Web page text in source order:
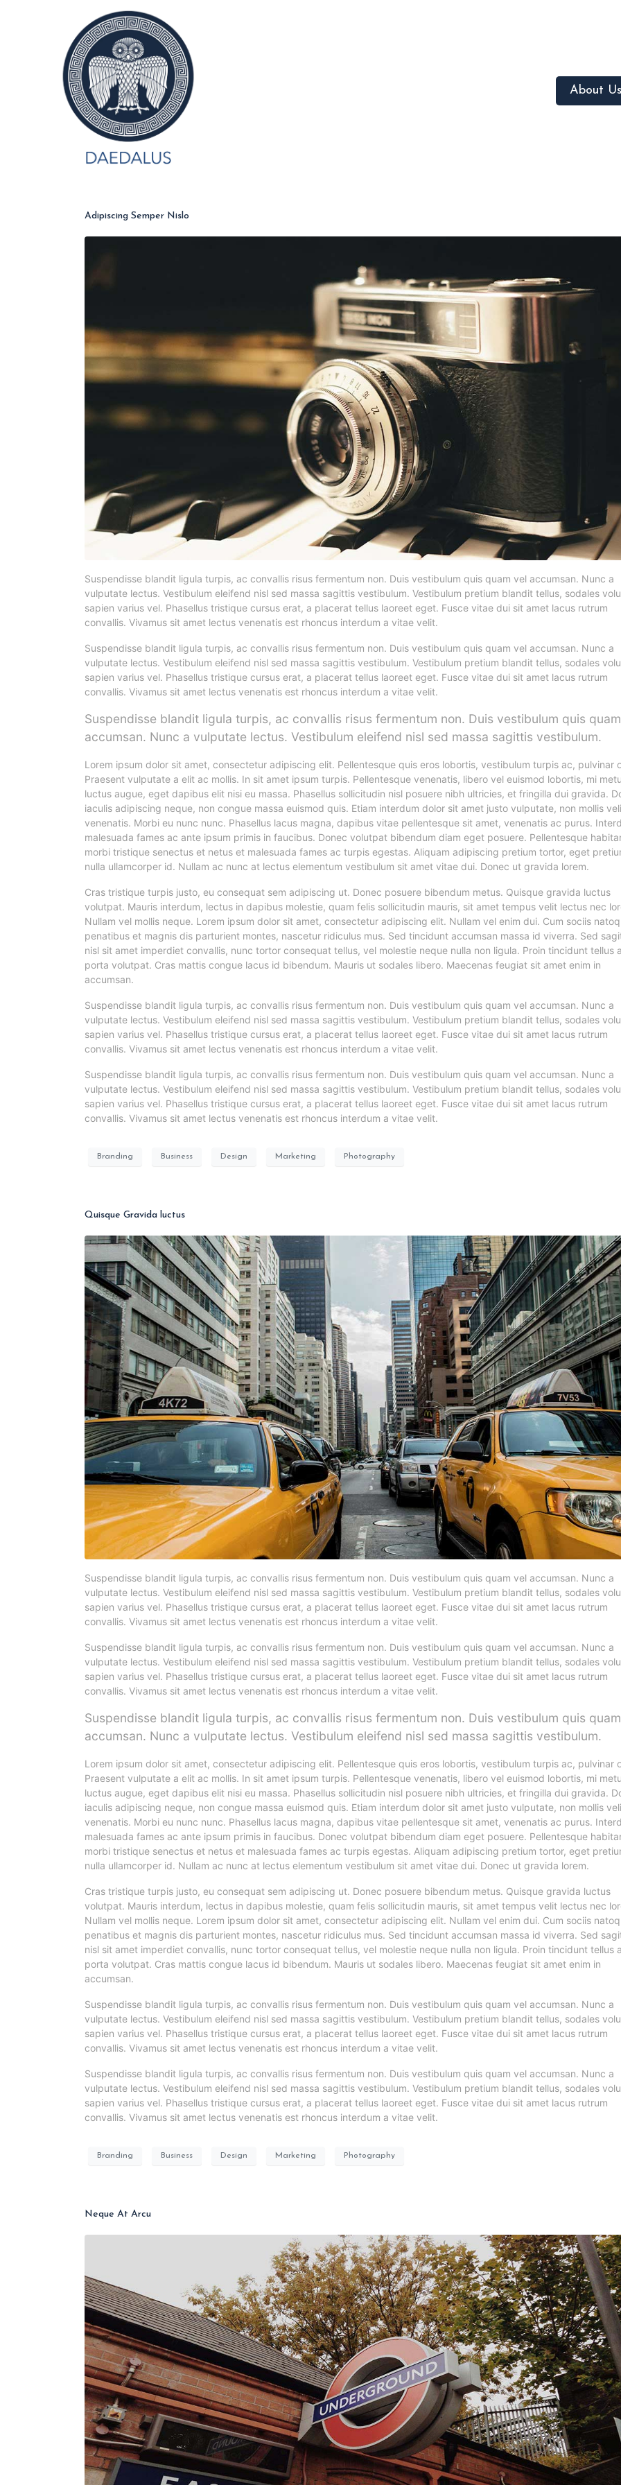
About Us
Adipiscing Semper Nislo
Suspendisse blandit ligula turpis, ac convallis risus fermentum non. Duis vestibulum quis quam vel accumsan. Nunc a
vulputate lectus. Vestibulum eleifend nisl sed massa sagittis vestibulum. Vestibulum pretium blandit tellus, sodales
sapien varius vel. Phasellus tristique cursus erat, a placerat tellus laoreet eget. Fusce vitae dui sit amet lacus rutrum
convallis. Vivamus sit amet lectus venenatis est rhoncus interdum a vitae velit.
Suspendisse blandit ligula turpis, ac convallis risus fermentum non. Duis vestibulum quis quam vel accumsan. Nunc a
vulputate lectus. Vestibulum eleifend nisl sed massa sagittis vestibulum. Vestibulum pretium blandit tellus, sodales
sapien varius vel. Phasellus tristique cursus erat, a placerat tellus laoreet eget. Fusce vitae dui sit amet lacus rutrum
convallis. Vivamus sit amet lectus venenatis est rhoncus interdum a vitae velit.
Suspendisse blandit ligula turpis, ac convallis risus fermentum non. Duis vestibulum quis
accumsan. Nunc a vulputate lectus. Vestibulum eleifend nisl sed massa sagittis vestibulum.
Lorem ipsum dolor sit amet, consectetur adipiscing elit. Pellentesque quis eros lobortis, vestibulum turpis ac, pulvinar
Praesent vulputate a elit ac mollis. In sit amet ipsum turpis. Pellentesque venenatis, libero vel euismod lobortis, mi
luctus augue, eget dapibus elit nisi eu massa. Phasellus sollicitudin nisl posuere nibh ultricies, et fringilla dui gravida.
iaculis adipiscing neque, non congue massa euismod quis. Etiam interdum dolor sit amet justo vulputate, non mollis
venenatis. Morbi eu nunc nunc. Phasellus lacus magna, dapibus vitae pellentesque sit amet, venenatis ac purus.
malesuada fames ac ante ipsum primis in faucibus. Donec volutpat bibendum diam eget posuere. Pellentesque
morbi tristique senectus et netus et malesuada fames ac turpis egestas. Aliquam adipiscing pretium tortor, eget
nulla ullamcorper id. Nullam ac nunc at lectus elementum vestibulum sit amet vitae dui. Donec ut gravida lorem.
Cras tristique turpis justo, eu consequat sem adipiscing ut. Donec posuere bibendum metus. Quisque gravida luctus
volutpat. Mauris interdum, lectus in dapibus molestie, quam felis sollicitudin mauris, sit amet tempus velit lectus nec
Nullam vel mollis neque. Lorem ipsum dolor sit amet, consectetur adipiscing elit. Nullam vel enim dui. Cum sociis
penatibus et magnis dis parturient montes, nascetur ridiculus mus. Sed tincidunt accumsan massa id viverra. Sed
nisl sit amet imperdiet convallis, nunc tortor consequat tellus, vel molestie neque nulla non ligula. Proin tincidunt tellus
porta volutpat. Cras mattis congue lacus id bibendum. Mauris ut sodales libero. Maecenas feugiat sit amet enim in
accumsan.
Suspendisse blandit ligula turpis, ac convallis risus fermentum non. Duis vestibulum quis quam vel accumsan. Nunc a
vulputate lectus. Vestibulum eleifend nisl sed massa sagittis vestibulum. Vestibulum pretium blandit tellus, sodales
sapien varius vel. Phasellus tristique cursus erat, a placerat tellus laoreet eget. Fusce vitae dui sit amet lacus rutrum
convallis. Vivamus sit amet lectus venenatis est rhoncus interdum a vitae velit.
Suspendisse blandit ligula turpis, ac convallis risus fermentum non. Duis vestibulum quis quam vel accumsan. Nunc a
vulputate lectus. Vestibulum eleifend nisl sed massa sagittis vestibulum. Vestibulum pretium blandit tellus, sodales
sapien varius vel. Phasellus tristique cursus erat, a placerat tellus laoreet eget. Fusce vitae dui sit amet lacus rutrum
convallis. Vivamus sit amet lectus venenatis est rhoncus interdum a vitae velit.
Branding Business Design Marketing Photography
Quisque Gravida luctus
Suspendisse blandit ligula turpis, ac convallis risus fermentum non. Duis vestibulum quis quam vel accumsan. Nunc a
vulputate lectus. Vestibulum eleifend nisl sed massa sagittis vestibulum. Vestibulum pretium blandit tellus, sodales
sapien varius vel. Phasellus tristique cursus erat, a placerat tellus laoreet eget. Fusce vitae dui sit amet lacus rutrum
convallis. Vivamus sit amet lectus venenatis est rhoncus interdum a vitae velit.
Suspendisse blandit ligula turpis, ac convallis risus fermentum non. Duis vestibulum quis quam vel accumsan. Nunc a
vulputate lectus. Vestibulum eleifend nisl sed massa sagittis vestibulum. Vestibulum pretium blandit tellus, sodales
sapien varius vel. Phasellus tristique cursus erat, a placerat tellus laoreet eget. Fusce vitae dui sit amet lacus rutrum
convallis. Vivamus sit amet lectus venenatis est rhoncus interdum a vitae velit.
Suspendisse blandit ligula turpis, ac convallis risus fermentum non. Duis vestibulum quis
accumsan. Nunc a vulputate lectus. Vestibulum eleifend nisl sed massa sagittis vestibulum.
Lorem ipsum dolor sit amet, consectetur adipiscing elit. Pellentesque quis eros lobortis, vestibulum turpis ac, pulvinar
Praesent vulputate a elit ac mollis. In sit amet ipsum turpis. Pellentesque venenatis, libero vel euismod lobortis, mi
luctus augue, eget dapibus elit nisi eu massa. Phasellus sollicitudin nisl posuere nibh ultricies, et fringilla dui gravida.
iaculis adipiscing neque, non congue massa euismod quis. Etiam interdum dolor sit amet justo vulputate, non mollis
venenatis. Morbi eu nunc nunc. Phasellus lacus magna, dapibus vitae pellentesque sit amet, venenatis ac purus.
malesuada fames ac ante ipsum primis in faucibus. Donec volutpat bibendum diam eget posuere. Pellentesque
morbi tristique senectus et netus et malesuada fames ac turpis egestas. Aliquam adipiscing pretium tortor, eget
nulla ullamcorper id. Nullam ac nunc at lectus elementum vestibulum sit amet vitae dui. Donec ut gravida lorem.
Cras tristique turpis justo, eu consequat sem adipiscing ut. Donec posuere bibendum metus. Quisque gravida luctus
volutpat. Mauris interdum, lectus in dapibus molestie, quam felis sollicitudin mauris, sit amet tempus velit lectus nec
Nullam vel mollis neque. Lorem ipsum dolor sit amet, consectetur adipiscing elit. Nullam vel enim dui. Cum sociis
penatibus et magnis dis parturient montes, nascetur ridiculus mus. Sed tincidunt accumsan massa id viverra. Sed
nisl sit amet imperdiet convallis, nunc tortor consequat tellus, vel molestie neque nulla non ligula. Proin tincidunt tellus
porta volutpat. Cras mattis congue lacus id bibendum. Mauris ut sodales libero. Maecenas feugiat sit amet enim in
accumsan.
Suspendisse blandit ligula turpis, ac convallis risus fermentum non. Duis vestibulum quis quam vel accumsan. Nunc a
vulputate lectus. Vestibulum eleifend nisl sed massa sagittis vestibulum. Vestibulum pretium blandit tellus, sodales
sapien varius vel. Phasellus tristique cursus erat, a placerat tellus laoreet eget. Fusce vitae dui sit amet lacus rutrum
convallis. Vivamus sit amet lectus venenatis est rhoncus interdum a vitae velit.
Suspendisse blandit ligula turpis, ac convallis risus fermentum non. Duis vestibulum quis quam vel accumsan. Nunc a
vulputate lectus. Vestibulum eleifend nisl sed massa sagittis vestibulum. Vestibulum pretium blandit tellus, sodales
sapien varius vel. Phasellus tristique cursus erat, a placerat tellus laoreet eget. Fusce vitae dui sit amet lacus rutrum
convallis. Vivamus sit amet lectus venenatis est rhoncus interdum a vitae velit.
Branding Business Design Marketing Photography
Neque At Arcu